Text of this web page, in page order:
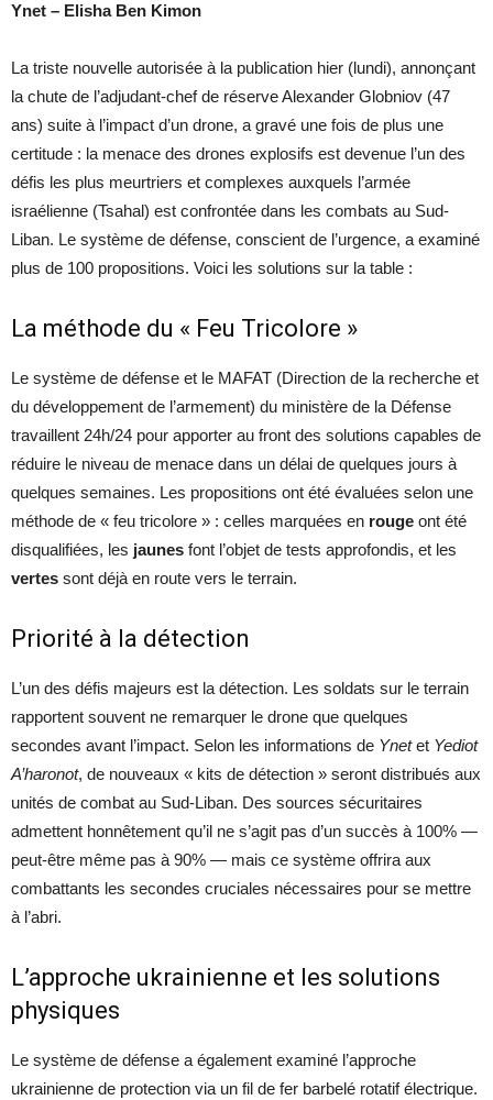
Ynet – Elisha Ben Kimon
La triste nouvelle autorisée à la publication hier (lundi), annonçant
la chute de l’adjudant-chef de réserve Alexander Globniov (47
ans) suite à l’impact d’un drone, a gravé une fois de plus une
certitude : la menace des drones explosifs est devenue l’un des
défis les plus meurtriers et complexes auxquels l’armée
israélienne (Tsahal) est confrontée dans les combats au Sud-
Liban. Le système de défense, conscient de l’urgence, a examiné
plus de 100 propositions. Voici les solutions sur la table :
La méthode du « Feu Tricolore »
Le système de défense et le MAFAT (Direction de la recherche et
du développement de l’armement) du ministère de la Défense
travaillent 24h/24 pour apporter au front des solutions capables de
réduire le niveau de menace dans un délai de quelques jours à
quelques semaines. Les propositions ont été évaluées selon une
méthode de « feu tricolore » : celles marquées en rouge ont été
disqualifiées, les jaunes font l’objet de tests approfondis, et les
vertes sont déjà en route vers le terrain.
Priorité à la détection
L’un des défis majeurs est la détection. Les soldats sur le terrain
rapportent souvent ne remarquer le drone que quelques
secondes avant l’impact. Selon les informations de Ynetet Yediot
A’haronot, de nouveaux « kits de détection » seront distribués aux
unités de combat au Sud-Liban. Des sources sécuritaires
admettent honnêtement qu’il ne s’agit pas d’un succès à 100% —
peut-être même pas à 90% — mais ce système offrira aux
combattants les secondes cruciales nécessaires pour se mettre
à l’abri.
L’approche ukrainienne et les solutions
physiques
Le système de défense a également examiné l’approche
ukrainienne de protection via un fil de fer barbelé rotatif électrique.